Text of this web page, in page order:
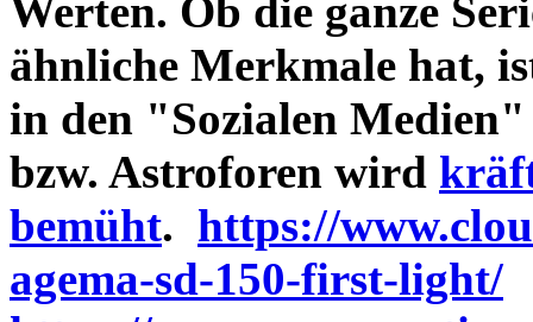
Werten. Ob die ganze
ähnliche Merkmale hat,
in den "Sozialen Medien"
bzw. Astroforen wird
bemüht. https://
agema-sd-150-first-light/